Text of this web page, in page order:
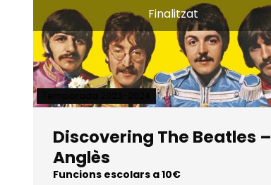
Finalitzat
Discovering The Beatles –
Anglès
Funcions escolars a 10€